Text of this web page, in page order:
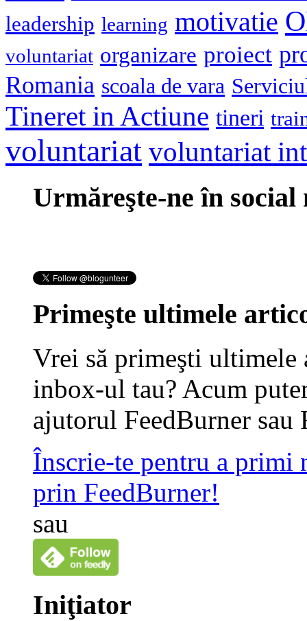
leadership learning motivatie
voluntariat organizare proiect
Romania scoala de vara
Tineret in Actiune tineri
voluntariat voluntariat
Urmăreşte-ne în social
Primeşte ultimele
Vrei să primeşti
inbox-ul tau? Acum
ajutorul FeedBurner sau
Înscrie-te pentru a primi
prin FeedBurner!
sau
Iniţiator